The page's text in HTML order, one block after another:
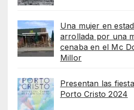
Una mujer en
arrollada por una
cenaba en el Mc
Millor
Presentan las
Porto Cristo 2024